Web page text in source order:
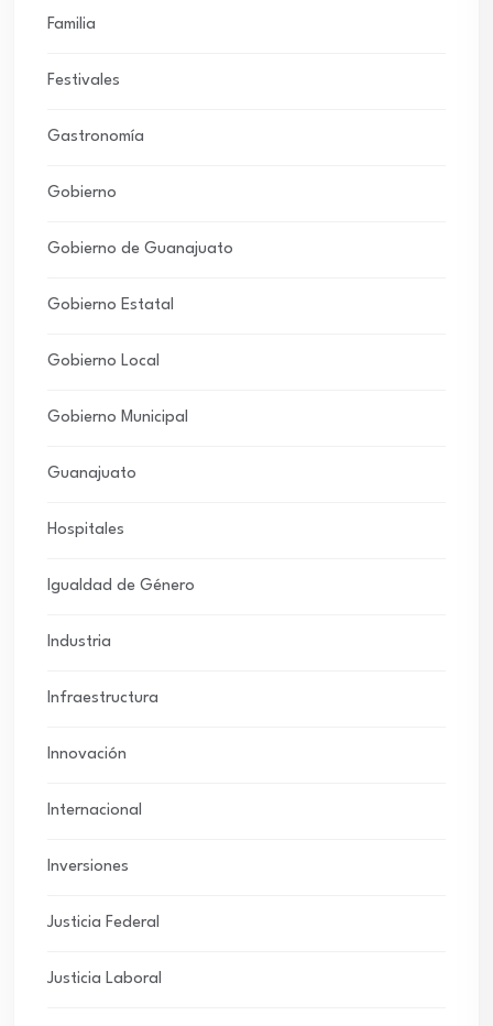
Familia
Festivales
Gastronomía
Gobierno
Gobierno de Guanajuato
Gobierno Estatal
Gobierno Local
Gobierno Municipal
Guanajuato
Hospitales
Igualdad de Género
Industria
Infraestructura
Innovación
Internacional
Inversiones
Justicia Federal
Justicia Laboral